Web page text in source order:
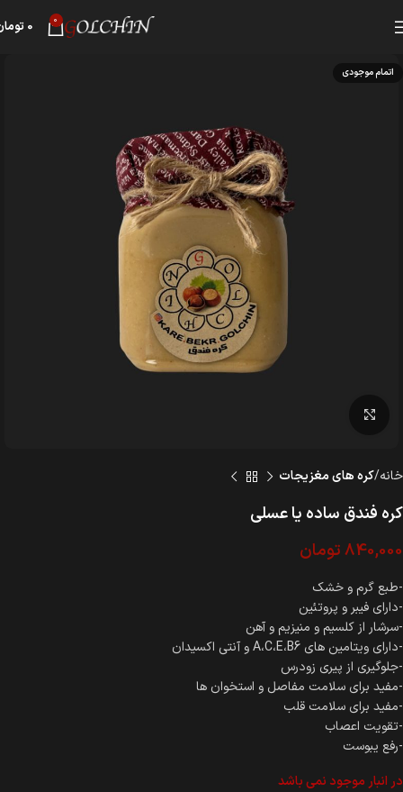
0
0
اتمام موجودی
خانه کره های مغزیجات
کره فندق ساده يا عسلی
840,000تومان
-طبع گرم و خشک
-دارای فیبر و پروتئین
-سرشار از کلسیم و منیزیم و آهن
-دارای ویتامین های A،C،E،B6 و آنتی اکسیدان
-جلوگیری از پیری زودرس
-مفید برای سلامت مفاصل و استخوان ها
-مفید برای سلامت قلب
-تقویت اعصاب
-رفع یبوست
در انبار موجود نمی باشد